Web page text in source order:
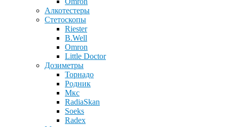
Алкотестеры
Стетоскопы
Riester
B.Well
Omron
Little Doctor
Дозиметры
Торнадо
Родник
Мкс
RadiaSkan
Soeks
Radex